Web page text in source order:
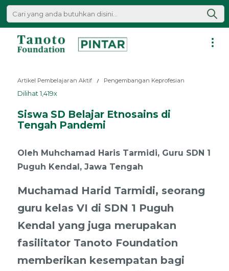
Lewati
|
Tanoto
Artikel Pembelajaran Aktif Pengembangan Keprofesian
Dilihat 1,419x
Siswa SD Belajar Etnosains di
Tengah Pandemi
Oleh Muhchamad Haris Tarmidi, Guru SDN 1
Puguh Kendal, Jawa Tengah
Muchamad Harid Tarmidi, seorang
guru kelas VI di SDN 1 Puguh
Kendal yang juga merupakan
fasilitator Tanoto Foundation
memberikan kesempatan bagi